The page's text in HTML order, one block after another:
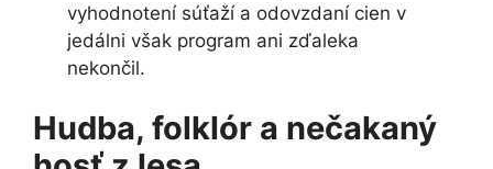
vyhodnotení súťaží a odovzdaní cien v
jedálni však program ani zďaleka
nekončil.
Hudba, folklór a nečakaný